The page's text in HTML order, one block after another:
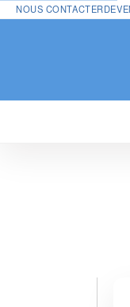
NOUS CONTACTER